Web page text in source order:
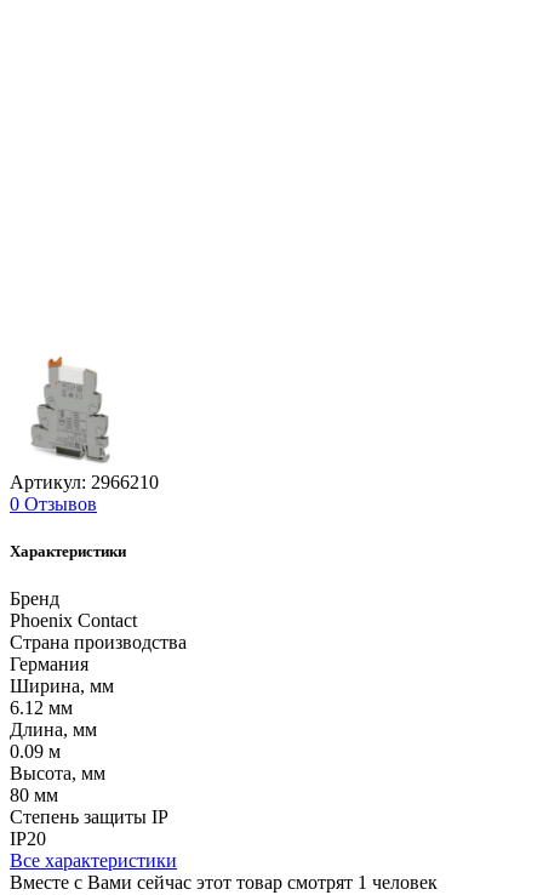
Артикул: 2966210
0 Отзывов
Характеристики
Бренд
Phoenix Contact
Страна производства
Германия
Ширина, мм
6.12 мм
Длина, мм
0.09 м
Высота, мм
80 мм
Степень защиты IP
IP20
Все характеристики
Вместе с Вами сейчас этот товар смотрят 1 человек